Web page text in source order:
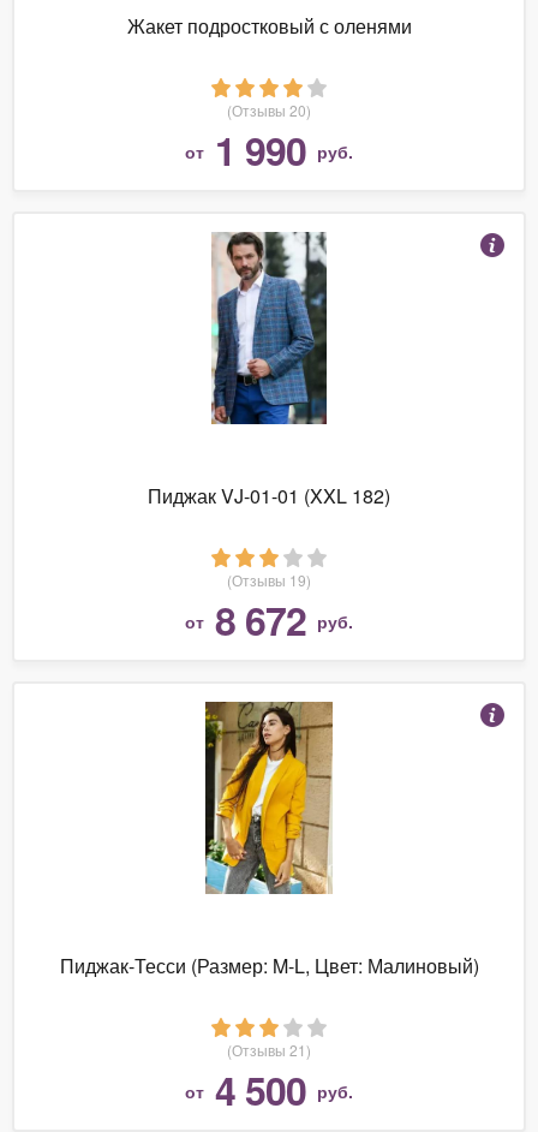
Жакет подростковый с оленями
(Отзывы 20)
от 1 990 руб.
Пиджак VJ-01-01 (XXL 182)
(Отзывы 19)
от 8 672 руб.
Пиджак-Тесси (Размер: M-L, Цвет: Малиновый)
(Отзывы 21)
от 4 500 руб.